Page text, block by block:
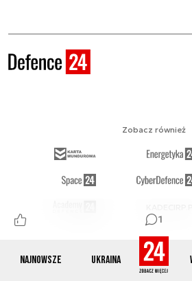
Najnowsze Ukraina
1
Obserwuj nas
Zobacz również